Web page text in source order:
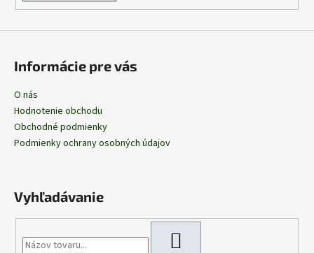
Informácie pre vás
O nás
Hodnotenie obchodu
Obchodné podmienky
Podmienky ochrany osobných údajov
Vyhľadávanie